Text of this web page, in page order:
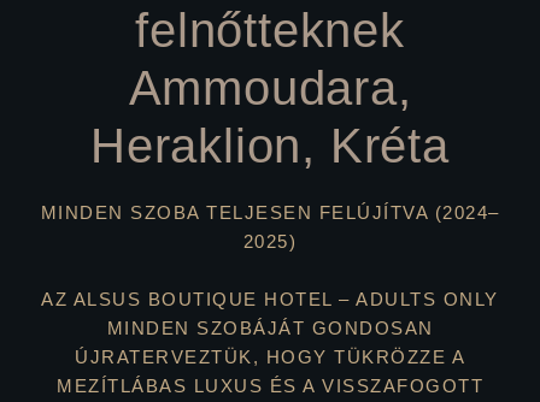
felnőtteknek
Ammoudara,
Heraklion, Kréta
MINDEN SZOBA TELJESEN FELÚJÍTVA (2024–
2025)
AZ ALSUS BOUTIQUE HOTEL – ADULTS ONLY
MINDEN SZOBÁJÁT GONDOSAN
ÚJRATERVEZTÜK, HOGY TÜKRÖZZE A
MEZÍTLÁBAS LUXUS ÉS A VISSZAFOGOTT